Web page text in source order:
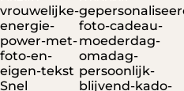
Snel